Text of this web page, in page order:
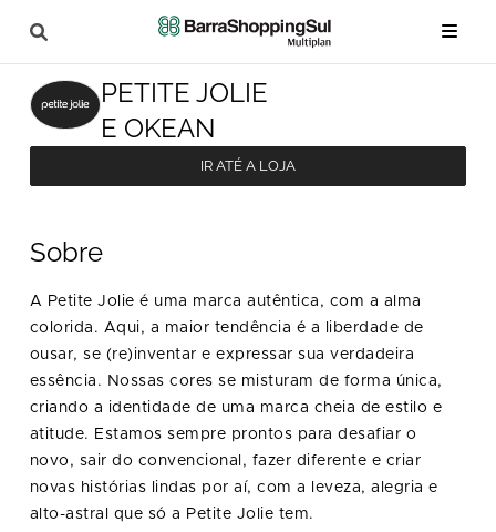
PETITE JOLIE
E OKEAN
IR ATÉ A LOJA
Sobre
A Petite Jolie é uma marca autêntica, com a alma
colorida. Aqui, a maior tendência é a liberdade de
ousar, se (re)inventar e expressar sua verdadeira
essência. Nossas cores se misturam de forma única,
criando a identidade de uma marca cheia de estilo e
atitude. Estamos sempre prontos para desafiar o
novo, sair do convencional, fazer diferente e criar
novas histórias lindas por aí, com a leveza, alegria e
alto-astral que só a Petite Jolie tem.